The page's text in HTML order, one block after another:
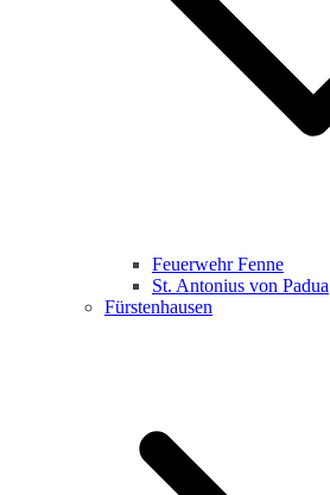
Feuerwehr Fenne
St. Antonius von Padua
Fürstenhausen